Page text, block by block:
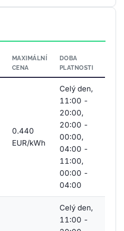
MAXIMÁLNÍ
CENA
DOBA
PLATNOSTI
0.440
EUR/kWh
Celý den,
11:00 -
20:00,
20:00 -
00:00,
04:00 -
11:00,
00:00 -
04:00
Celý den,
11:00 -